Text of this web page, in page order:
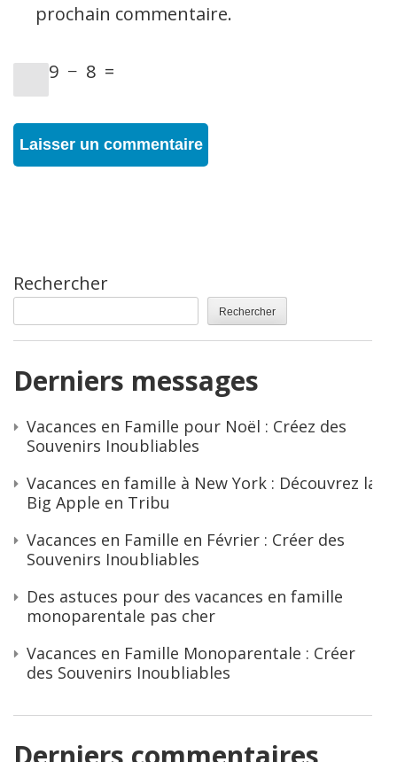
prochain commentaire.
9 − 8 =
Rechercher
Rechercher
Derniers messages
Vacances en Famille pour Noël : Créez des
Souvenirs Inoubliables
Vacances en famille à New York : Découvrez la
Big Apple en Tribu
Vacances en Famille en Février : Créer des
Souvenirs Inoubliables
Des astuces pour des vacances en famille
monoparentale pas cher
Vacances en Famille Monoparentale : Créer
des Souvenirs Inoubliables